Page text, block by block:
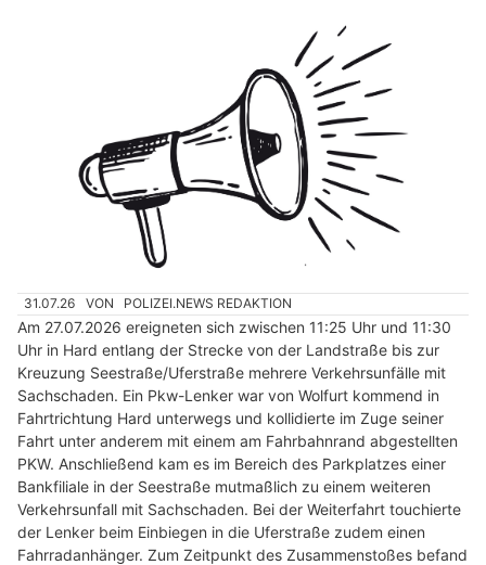
31.07.26 VON POLIZEI.NEWS REDAKTION
Am 27.07.2026 ereigneten sich zwischen 11:25 Uhr und 11:30
Uhr in Hard entlang der Strecke von der Landstraße bis zur
Kreuzung Seestraße/Uferstraße mehrere Verkehrsunfälle mit
Sachschaden. Ein Pkw-Lenker war von Wolfurt kommend in
Fahrtrichtung Hard unterwegs und kollidierte im Zuge seiner
Fahrt unter anderem mit einem am Fahrbahnrand abgestellten
PKW. Anschließend kam es im Bereich des Parkplatzes einer
Bankfiliale in der Seestraße mutmaßlich zu einem weiteren
Verkehrsunfall mit Sachschaden. Bei der Weiterfahrt touchierte
der Lenker beim Einbiegen in die Uferstraße zudem einen
Fahrradanhänger. Zum Zeitpunkt des Zusammenstoßes befand